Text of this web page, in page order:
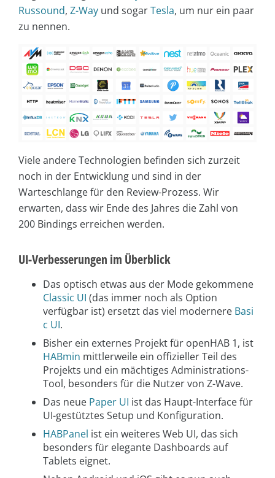
Russound, Z-Way und sogarTesla, um nur ein paar
zu nennen.
Viele andere Technologien befinden sich zurzeit
noch in der Entwicklung und sind in der
Warteschlange für den Review-Prozess. Wir
erwarten, dass wir Ende des Jahres die Zahl von
200 Bindings erreichen werden.
UI-Verbesserungen im Überblick
Das optisch etwas aus der Mode gekommene
Classic UI (das immer noch als Option
verfügbar ist) ersetzt das viel modernere Basi
c UI.
Bisher ein externes Projekt für openHAB 1, ist
HABmin mittlerweile ein offizieller Teil des
Projekts und ein mächtiges Administrations-
Tool, besonders für die Nutzer von Z-Wave.
Das neue Paper UI ist das Haupt-Interface für
UI-gestütztes Setup und Konfiguration.
HABPanel ist ein weiteres Web UI, das sich
besonders für elegante Dashboards auf
Tablets eignet.